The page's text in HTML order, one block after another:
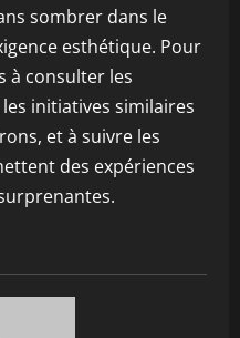
sombrer dans le
esthétique. Pour
à consulter les
initiatives similaires
et à suivre les
des expériences